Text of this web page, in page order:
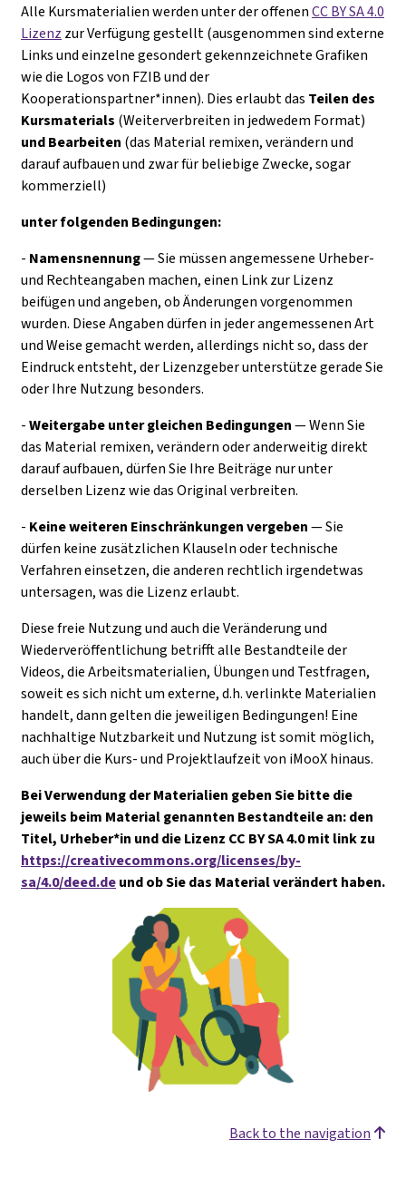
Alle Kursmaterialien werden unter der offenenCC BY SA 4.0
Lizenz zur Verfügung gestellt (ausgenommen sind externe
Links und einzelne gesondert gekennzeichnete Grafiken
wie die Logos von FZIB und der
Kooperationspartner*innen). Dies erlaubt das Teilen des
Kursmaterials (Weiterverbreiten in jedwedem Format)
und Bearbeiten (das Material remixen, verändern und
darauf aufbauen und zwar für beliebige Zwecke, sogar
kommerziell)
unter folgenden Bedingungen:
- Namensnennung— Sie müssen angemessene Urheber-
und Rechteangaben machen, einen Link zur Lizenz
beifügen und angeben, ob Änderungen vorgenommen
wurden. Diese Angaben dürfen in jeder angemessenen Art
und Weise gemacht werden, allerdings nicht so, dass der
Eindruck entsteht, der Lizenzgeber unterstütze gerade Sie
oder Ihre Nutzung besonders.
-Weitergabe unter gleichen Bedingungen— Wenn Sie
das Material remixen, verändern oder anderweitig direkt
darauf aufbauen, dürfen Sie Ihre Beiträge nur unter
derselben Lizenz wie das Original verbreiten.
- Keine weiteren Einschränkungenvergeben— Sie
dürfen keine zusätzlichen Klauseln oder technische
Verfahren einsetzen, die anderen rechtlich irgendetwas
untersagen, was die Lizenz erlaubt.
Diese freie Nutzung und auch die Veränderung und
Wiederveröffentlichung betrifft alle Bestandteile der
Videos, die Arbeitsmaterialien, Übungen und Testfragen,
soweit es sich nicht um externe, d.h. verlinkte Materialien
handelt, dann gelten die jeweiligen Bedingungen! Eine
nachhaltige Nutzbarkeit und Nutzung ist somit möglich,
auch über die Kurs- und Projektlaufzeit von iMooX hinaus.
Bei Verwendung der Materialien geben Sie bitte die
jeweils beim Material genannten Bestandteile an: den
Titel, Urheber*in und die Lizenz CC BY SA 4.0 mit link zu
https://creativecommons.org/licenses/by-
sa/4.0/deed.deund ob Sie das Material verändert haben.
Back to the navigation